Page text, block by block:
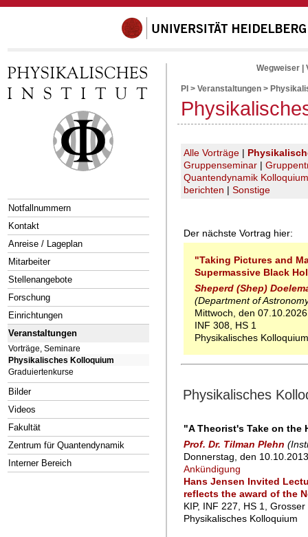
Notfallnummern
Kontakt
Anreise / Lageplan
Mitarbeiter
Stellenangebote
Forschung
Einrichtungen
Veranstaltungen
Vorträge, Seminare
Physikalisches Kolloquium
Graduiertenkurse
Bilder
Videos
Fakultät
Zentrum für Quantendynamik
Interner Bereich
Wegweiser
PI > Veranstaltungen >
Alle Vorträge |
Gruppenseminar |
Quantendynamik Kolloquium
berichten | Sonstige
Der nächste Vortrag hier:
"Taking Pictures and
Supermassive Black
Sheperd (Shep)
(Department of
Mittwoch, den
INF 308, HS 1
Physikalisches Kolloquium
Physikalisches
"A Theorist's Take on the
Prof. Dr. Tilman Plehn
Donnerstag, den
Ankündigung
Hans Jensen Invited
reflects the award of the
KIP, INF 227, HS 1,
Physikalisches Kolloquium